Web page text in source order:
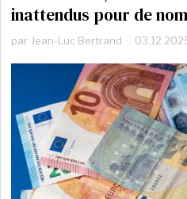
inattendus pour de
par Jean-Luc Bertrand